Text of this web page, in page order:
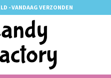
- VANDAAG VERZONDEN